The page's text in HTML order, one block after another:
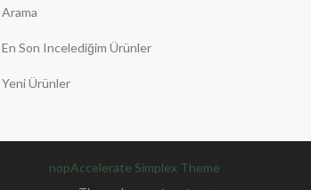
Arama
En Son Incelediğim Ürünler
Yeni Ürünler
nopAccelerate Simplex Theme